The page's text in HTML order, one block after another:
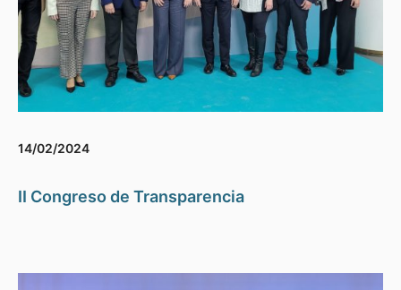
14/02/2024
II Congreso de Transparencia